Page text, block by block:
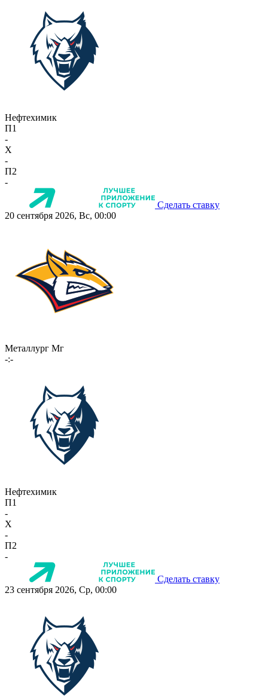
Нефтехимик
П1
-
X
-
П2
-
Сделать ставку
20 сентября 2026, Вс, 00:00
Металлург Мг
-:-
Нефтехимик
П1
-
X
-
П2
-
Сделать ставку
23 сентября 2026, Ср, 00:00